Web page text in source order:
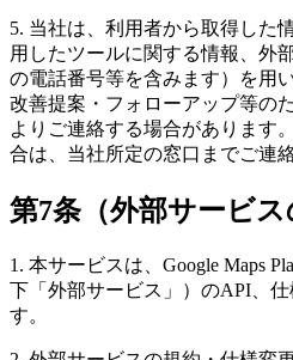
5. 当社は、利用者から取得した
用したツールに関する情報、外
の電話番号等を含みます）を用
改善提案・フォローアップ等の
よりご連絡する場合があります
合は、当社所定の窓口までご連
第7条（外部サービス
1. 本サービスは、Google Maps
下「外部サービス」）のAPI、
す。